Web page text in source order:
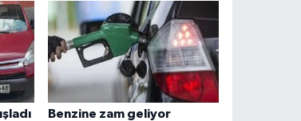
Benzine zam geliyor